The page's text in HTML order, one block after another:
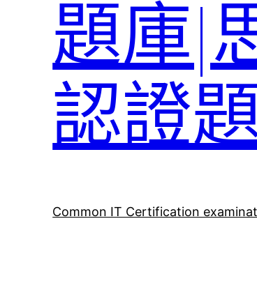
題庫|
認證
Common IT Certification